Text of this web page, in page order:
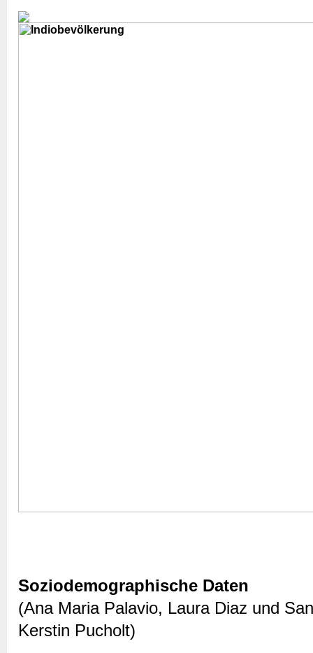
Soziodemographische Daten
(Ana Maria Palavio, Laura Diaz und
Kerstin Pucholt)